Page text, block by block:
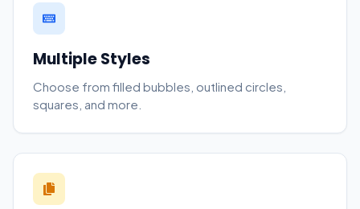
Multiple Styles
Choose from filled bubbles, outlined circles,
squares, and more.